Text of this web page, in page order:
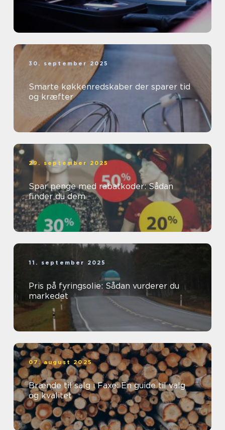
30. september 2025
Smarte køkkenredskaber der sparer tid
og kræfter
29. september 2025
Spar penge med rabatkoder: Sådan
finder du dem
11. september 2025
Pris på fyringsolie: Sådan vurderer du
markedet
07. august 2025
Brænde til salg i Faxe: En guide til valg
og kvalitet